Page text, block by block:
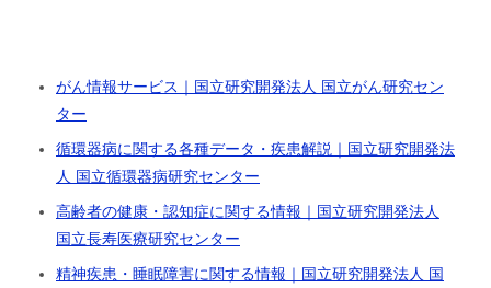
がん情報サービス｜国立研究開発法人 国立がん研究セン
ター
循環器病に関する各種データ・疾患解説｜国立研究開発法
人 国立循環器病研究センター
高齢者の健康・認知症に関する情報｜国立研究開発法人
国立長寿医療研究センター
精神疾患・睡眠障害に関する情報｜国立研究開発法人 国